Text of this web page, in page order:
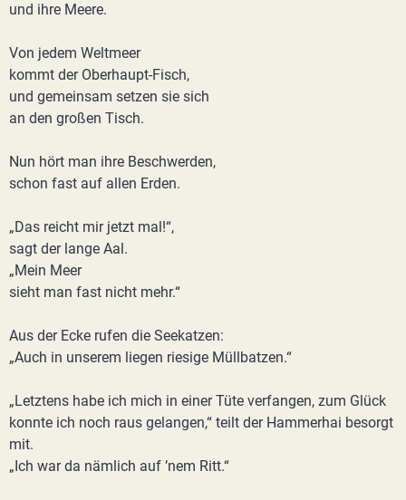
und ihre Meere.
Von jedem Weltmeer
kommt der Oberhaupt-Fisch,
und gemeinsam setzen sie sich
an den großen Tisch.
Nun hört man ihre Beschwerden,
schon fast auf allen Erden.
„Das reicht mir jetzt mal!“,
sagt der lange Aal.
„Mein Meer
sieht man fast nicht mehr.“
Aus der Ecke rufen die Seekatzen:
„Auch in unserem liegen riesige Müllbatzen.“
„Letztens habe ich mich in einer Tüte verfangen, zum Glück
konnte ich noch raus gelangen,“ teilt der Hammerhai besorgt
mit.
„Ich war da nämlich auf ’nem Ritt.“